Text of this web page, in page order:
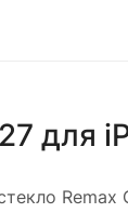
для
Remax